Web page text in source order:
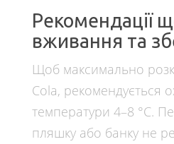
Рекомендації
вживання та
Щоб максимально
Cola, рекомендується
температури 4–8 °C.
пляшку або банку не